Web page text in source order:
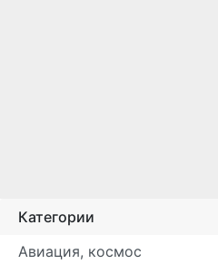
Категории
Авиация, космос